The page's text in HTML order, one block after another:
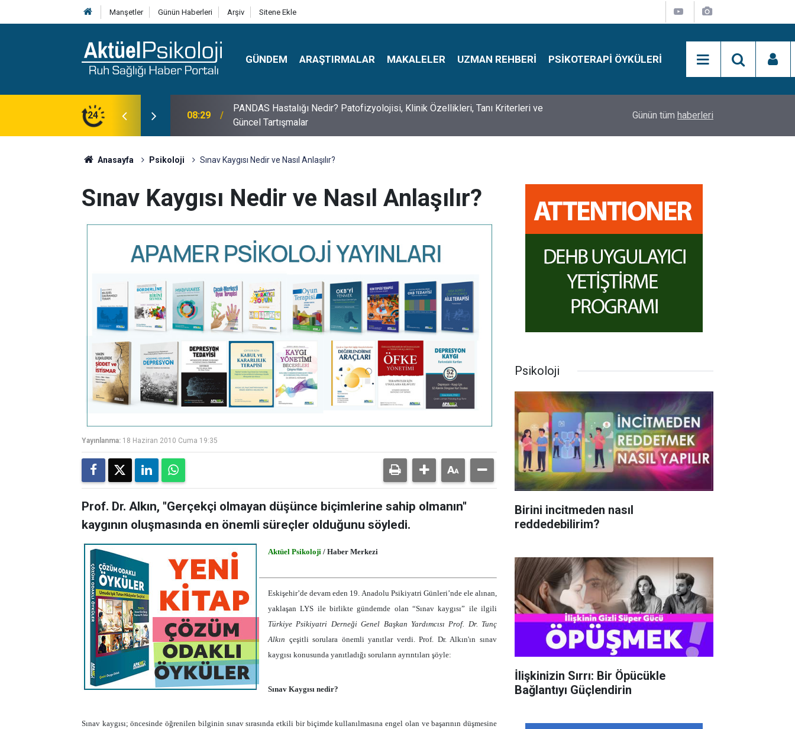
Manşetler Günün Haberleri Arşiv Sitene Ekle
GÜNDEM ARAŞTIRMALAR MAKALELER UZMAN REHBERI PSIKOTERAPI ÖYKÜLERI
24
Güncel Tartışmalar
10:30
10 Mayıs Psikologlar Günü Nasıl Ortaya Çıktı? 10 Mayıs Tarihinin Hikayesi Simon Says Dikkat Programı Nedir?
Günün tüm haberleri
Anasayfa Psikoloji Sınav Kaygısı Nedir ve Nasıl Anlaşılır?
Sınav Kaygısı Nedir ve Nasıl Anlaşılır?
Yayınlanma: 18 Haziran 2010 Cuma 19:35
Prof. Dr. Alkın, ''Gerçekçi olmayan düşünce biçimlerine sahip olmanın''
kaygının oluşmasında en önemli süreçler olduğunu söyledi.
Aktüel Psikoloji / Haber Merkezi
Eskişehir’de devam eden 19. Anadolu Psikiyatri Günleri’nde ele alınan,
yaklaşan LYS ile birlikte gündemde olan “Sınav kaygısı” ile ilgili
Türkiye Psikiyatri Derneği Genel Başkan Yardımcısı Prof. Dr. Tunç
Alkın çeşitli sorulara önemli yanıtlar verdi. Prof. Dr. Alkın'ın sınav
kaygısı konusunda yanıtladığı soruların ayrıntıları şöyle:
Sınav Kaygısı nedir?
Sınav kaygısı; öncesinde öğrenilen bilginin sınav sırasında etkili bir biçimde kullanılmasına engel olan ve başarının düşmesine
Psikoloji
Birini incitmeden nasıl
reddedebilirim?
İlişkinizin Sırrı: Bir Öpücükle
Bağlantıyı Güçlendirin